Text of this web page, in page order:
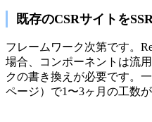
既存のCSRサイトを
フレームワーク次第です。
場合、コンポーネントは流
クの書き換えが必要です。
ページ）で1〜3ヶ月の工数が